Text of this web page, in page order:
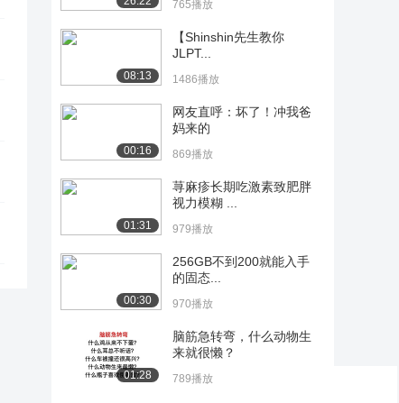
765播放
08:13
【Shinshin先生教你
JLPT...
1486播放
00:16
网友直呼：坏了！冲我爸
妈来的
869播放
01:31
荨麻疹长期吃激素致肥胖
视力模糊 ...
979播放
00:30
256GB不到200就能入手
的固态...
970播放
01:28
脑筋急转弯，什么动物生
来就很懒？
789播放